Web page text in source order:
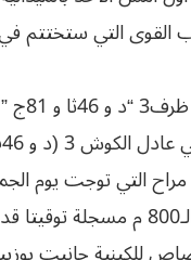
لألعاب القوى